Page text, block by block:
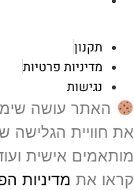
תקנון
מדיניות פרטיות
נגישות
האתר עושה שימוש
חוויית הגלישה
אישית
אתמדיניות